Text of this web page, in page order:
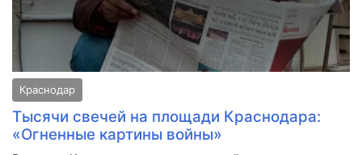
Краснодар
Тысячи свечей на площади Краснодара:
«Огненные картины войны»